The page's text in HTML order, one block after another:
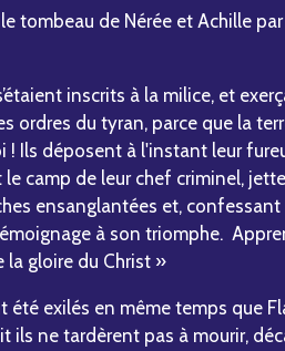
tombeau de Nérée et Achille
inscrits à la milice, et
ordres du tyran, parce que la
! Ils déposent à l'instant leur
camp de leur chef criminel,
ensanglantées et,
à son triomphe.
la gloire du Christ »
été exilés en même temps que
ils ne tardèrent pas à mourir,